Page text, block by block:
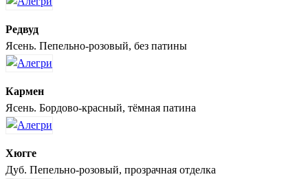
Редвуд
Ясень. Пепельно-розовый, без патины
Кармен
Ясень. Бордово-красный, тёмная патина
Хюгге
Дуб. Пепельно-розовый, прозрачная отделка